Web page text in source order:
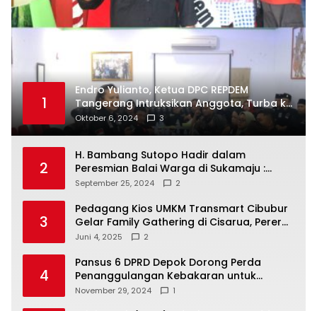
1
Endro Yulianto, Ketua DPC REPDEM
Tangerang Intruksikan Anggota, Turba ke
Masyarakat Dan Jalani Apa Yang di
Putuskan RAKERCABSUS
Oktober 6, 2024 3
2
H. Bambang Sutopo Hadir dalam
Peresmian Balai Warga di Sukamaju :
Wadah Baru untuk Kolaborasi dan
September 25, 2024 2
3
Pedagang Kios UMKM Transmart Cibubur
Gelar Family Gathering di Cisarua, Pererat
Silaturahmi dan Kekompakan
Juni 4, 2025 2
4
Pansus 6 DPRD Depok Dorong Perda
Penanggulangan Kebakaran untuk
Keselamatan Warga
November 29, 2024 1